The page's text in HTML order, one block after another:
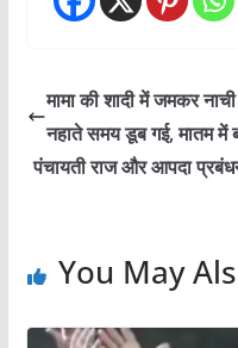
मामा की शादी में जमकर
नहाते समय डूब गई, मातम में
पंचायती राज और आपदा
You May